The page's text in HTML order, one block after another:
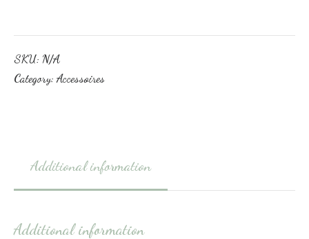
SKU: N/A
Category: Accessoires
Additional information
Additional information